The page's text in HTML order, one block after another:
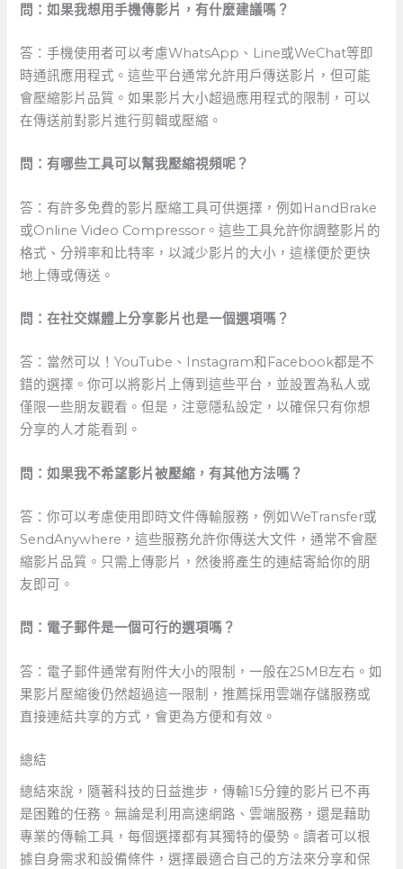
問：如果我想用手機傳影片，有什麼建議嗎？
答：手機使用者可以考慮WhatsApp、Line或WeChat等即
時通訊應用程式。這些平台通常允許用戶傳送影片，但可能
會壓縮影片品質。如果影片大小超過應用程式的限制，可以
在傳送前對影片進行剪輯或壓縮。
問：有哪些工具可以幫我壓縮視頻呢？
答：有許多免費的影片壓縮工具可供選擇，例如HandBrake
或Online​ Video Compressor。這些工具允許你調整影片的
格式、分辨率和比特率，以減少影片的大小，這樣便於更快
地上傳或傳送。
問：在社交媒體上分享影片也是一個選項嗎？
答：當然可以！YouTube、Instagram和Facebook都是不
錯的選擇。你可以將影片上傳到這些平台，並設置為私人或
僅限一些朋友觀看。但是，注意隱私設定，以確保只有你想
分享的人才能看到。
問：如果我不希望影片被壓縮，有其他方法嗎？
答：你可以考慮使用即時文件傳輸服務，例如WeTransfer或
SendAnywhere，這些服務允許你傳送大文件，通常不會壓
縮影片品質。只需上傳影片，然後將產生的連結寄給你的朋
友即可。
問：電子郵件是一個可行的選項嗎？
答：電子郵件通常有附件大小的限制，一般在25MB左右。如
果影片壓縮後仍然超過這一限制，推薦採用雲端存儲服務或
直接連結共享的方式，會更為方便和有效。
總結
總結來說，隨著科技的日益進步，傳輸15分鐘的影片已不再
是困難的任務。無論是利用高速網路、雲端服務，還是藉助
專業的傳輸工具，每個選擇都有其獨特的優勢。讀者可以根
據自身需求和設備條件，選擇最適合自己的方法來分享和保